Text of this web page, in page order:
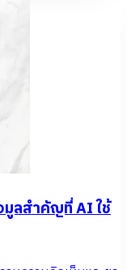
ลสำคัญที่ AI ใช้